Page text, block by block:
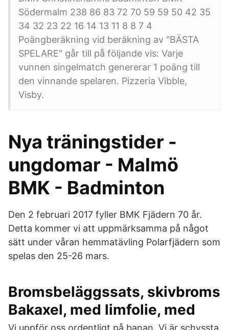
Södermalm 238 86 83 72 70 59 59 50 42 35
34 32 23 22 16 14 13 11 8 8 7 4
Poängberäkning vid beräkning av "BÄSTA
SPELARE" går till på följande vis: Varje
vunnen singelmatch genererar 1 poäng till
den vinnande spelaren. Pizzeria Vibble,
Visby.
Nya träningstider -
ungdomar - Malmö
BMK - Badminton
Den 2 februari 2017 fyller BMK Fjädern 70 år.
Detta kommer vi att uppmärksamma på något
sätt under våran hemmatävling Polarfjädern som
spelas den 25-26 mars.
Bromsbeläggssats, skivbroms
Bakaxel, med limfolie, med
Vi uppför oss ordentligt på banan. Vi är schyssta